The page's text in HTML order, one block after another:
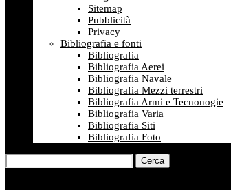
Sitemap
Pubblicità
Privacy
Bibliografia e fonti
Bibliografia
Bibliografia Aerei
Bibliografia Navale
Bibliografia Mezzi terrestri
Bibliografia Armi e Tecnonogie
Bibliografia Varia
Bibliografia Siti
Bibliografia Foto
Cerca